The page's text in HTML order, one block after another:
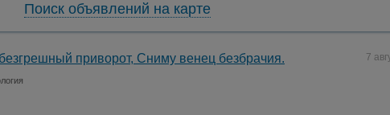
Поиск объявлений на карте
7
приворот, Сниму венец безбрачия.